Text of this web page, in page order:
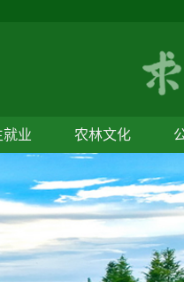
就业 农林文化